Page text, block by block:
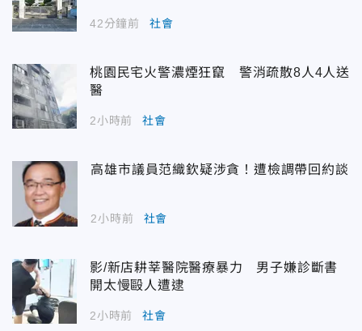
42分鐘前 社會
桃園民宅火警濃煙狂竄 警消疏散8人4人送
醫
2小時前 社會
高雄市議員范織欽疑涉貪！遭檢調帶回約談
2小時前 社會
影/新店耕莘醫院醫療暴力 男子嫌診斷書
開太慢毆人遭逮
2小時前 社會